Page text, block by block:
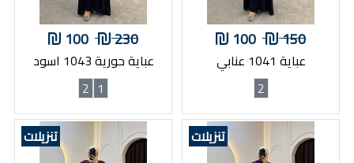
150
100
عباية 1041 عنابي
2
230
100
عباية حورية 1043 اسود
1
2
تنزيلات تنزيلات